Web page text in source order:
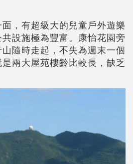
，有超級大的兒童戶外遊樂
設施極為豐富。康怡花園旁
隨時走起，不失為週末一個
兩大屋苑樓齡比較長，缺乏